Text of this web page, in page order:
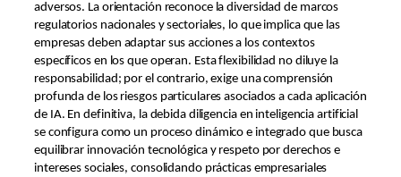
adversos. La orientación reconoce la diversidad de marcos
regulatorios nacionales y sectoriales, lo que implica que las
empresas deben adaptar sus acciones a los contextos
específicos en los que operan. Esta flexibilidad no diluye la
responsabilidad; por el contrario, exige una comprensión
profunda de los riesgos particulares asociados a cada aplicación
de IA. En definitiva, la debida diligencia en inteligencia artificial
se configura como un proceso dinámico e integrado que busca
equilibrar innovación tecnológica y respeto por derechos e
intereses sociales, consolidando prácticas empresariales